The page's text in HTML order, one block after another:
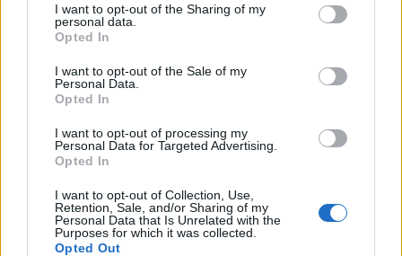
I want to opt-out of the Sharing of my
personal data.
Opted In
I want to opt-out of the Sale of my
Personal Data.
Opted In
I want to opt-out of processing my
Personal Data for Targeted Advertising.
Opted In
I want to opt-out of Collection, Use,
Retention, Sale, and/or Sharing of my
Personal Data that Is Unrelated with the
Purposes for which it was collected.
Opted Out
rendelkezésünkre, de csak rövid ideig van alkalmunk
cselekedni, átalakítani vállalatainkat és társadalmainkat. A
rendszerszintű változások elindítását célzó vállalatvezetői
gyors, hiteles és példamutató fellépésék, innovatív
intézkedések, a bevezetett kreatív...
KEDVES OLVASÓNK!
A keresett cikk a portfolio.hu hírarchívumához
tartozik, melynek olvasása előfizetéses